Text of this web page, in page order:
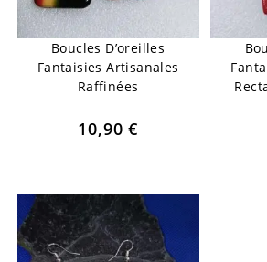
Boucles D’oreilles
Fantaisies Artisanales
Raffinées
10,90€